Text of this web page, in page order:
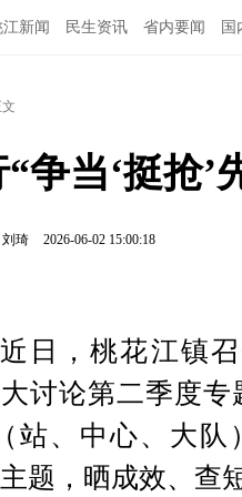
江新闻 民生资讯 省内要闻 国
争当‘挺抢
琦 2026-06-02 15:00:18
近日，桃花江镇
讨论第二季度
站、中心、大队
题，晒成效、查